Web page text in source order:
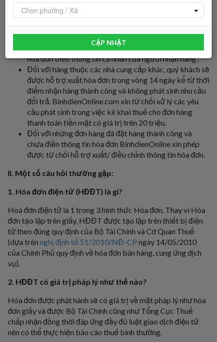
BinhdienOnline của tôi "Hóa đơn VAT tương ứng của mã
đơn hàng". Quý khách vui lòng nhận hóa đơn bằng cách
click “Tải xuống” đính kèm và mở file trực tiếp từ thư
mục đã tải về máy. Nếu quý khách không nhập thông
BinhdienOnline.com
hóa đơn theo thông tin cá nhân của người nhận hàng .
Đối với hàng thuộc các nhà cung cấp khác, quý khách sẽ
được hỗ trợ xuất hóa đơn trong vòng 14 ngày kể từ thời
điểm nhận hàng thành công và không phát sinh nhu cầu
đổi trả. BinhdienOnline.com xin từ chối xử lý các yêu
cầu phát sinh trong việc kê khai thuế cho đơn hàng
thanh toán tiền mặt có giá trị trên 20 triệu.
Đối với những đơn hàng đã đặt hàng thành công và
chưa điền thông tin hóa đơn BinhdienOnline xin phép
được từ chối hỗ trợ xuất/ điều chỉnh thông tin hóa đơn.
II. Một số câu hỏi thường gặp:
1. Hóa đơn điện tử (HĐĐT) là gì?
Hoá đơn điện tử là 1 trong 3 hình thức Hóa đơn. Thay vì Hóa
đơn tạo lập trên giấy, HĐĐT được tạo lập trên thiết bị điện
tử theo đúng quy định của Bộ Tài Chính và Cơ Quan Thuế
(dựa trên nghị định số 51/2010/NĐ-CP ngày 14/05/2010
của Chính Phủ quy định về hóa đơn bán hàng, cung ứng dịch
vụ).
2. HĐĐT có giá trị pháp lý như thế nào?
Hóa đơn được phát hành sẽ có giá trị về mặt pháp lý như hóa
đơn giấy và được Bộ Tài Chính cũng như Tổng Cục Thuế
chấp nhận đồng thời đáp ứng đầy đủ luật giao dịch điện tử
nên có thể thực hiện báo cáo thuế bình thường.
Chọn phường / Xã
CẬP NHẬT